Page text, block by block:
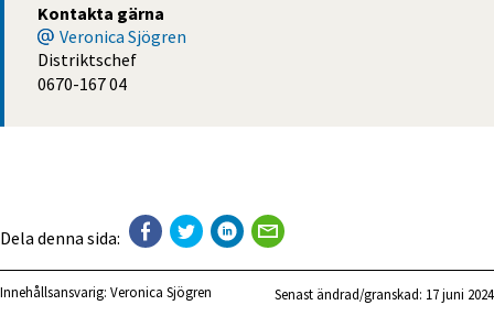
Kontakta gärna
Veronica Sjögren
Distriktschef
0670-167 04
Dela denna sida:
Innehållsansvarig: Veronica Sjögren Senast ändrad/granskad: 17 juni 2024